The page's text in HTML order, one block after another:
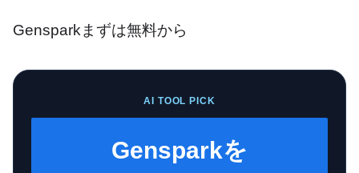
Gensparkまずは無料から
AI TOOL PICK
Gensparkを